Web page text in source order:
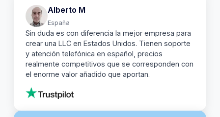
Alberto M
España
Sin duda es con diferencia la mejor empresa para
crear una LLC en Estados Unidos. Tienen soporte
y atención telefónica en español, precios
realmente competitivos que se corresponden con
el enorme valor añadido que aportan.